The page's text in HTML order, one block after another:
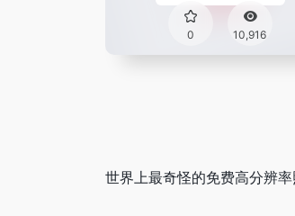
0 10,916
世界上最奇怪的免费高分辨